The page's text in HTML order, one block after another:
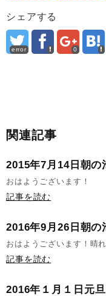
シェアする
error 0
関連記事
2015年7月14日朝の
おはようございます！
記事を読む
2016年9月26日朝の
おはようございます！晴
記事を読む
2016年１月１日元